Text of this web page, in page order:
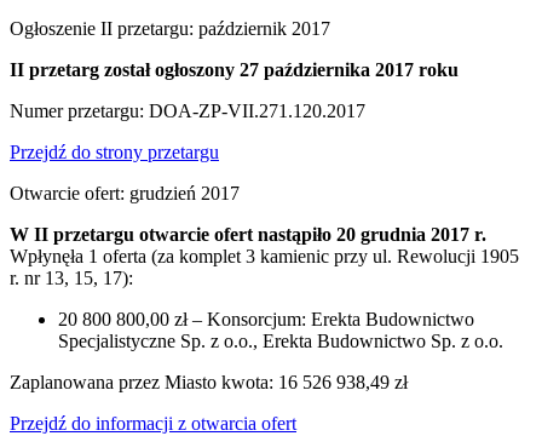
Ogłoszenie II przetargu: październik 2017
II przetarg został ogłoszony 27 października 2017 roku
Numer przetargu: DOA-ZP-VII.271.120.2017
Przejdź do strony przetargu
Otwarcie ofert: grudzień 2017
W II przetargu otwarcie ofert nastąpiło 20 grudnia 2017 r.
Wpłynęła 1 oferta (za komplet 3 kamienic przy ul. Rewolucji 1905
r. nr 13, 15, 17):
20 800 800,00 zł – Konsorcjum: Erekta Budownictwo
Specjalistyczne Sp. z o.o., Erekta Budownictwo Sp. z o.o.
Zaplanowana przez Miasto kwota: 16 526 938,49 zł
Przejdź do informacji z otwarcia ofert